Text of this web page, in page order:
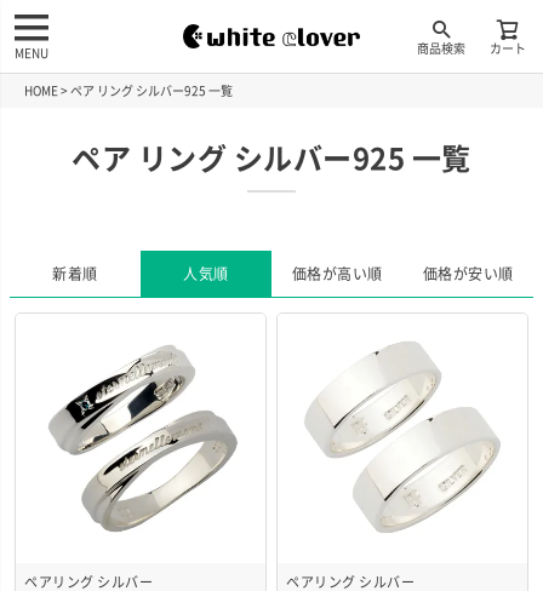
商品検索 カート
MENU
HOME ペア リング シルバー925 一覧
ペア リング シルバー925 一覧
新着順 人気順 価格が高い順 価格が安い順
ペアリング シルバー
ペアリング シルバー